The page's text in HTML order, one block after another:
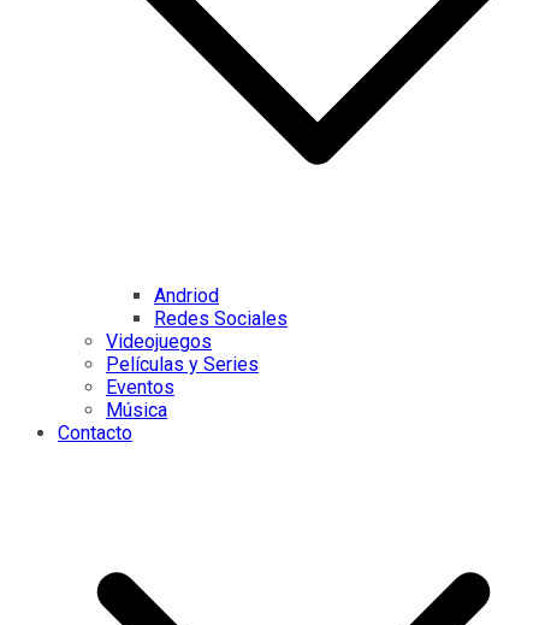
Andriod
Redes Sociales
Videojuegos
Películas y Series
Eventos
Música
Contacto